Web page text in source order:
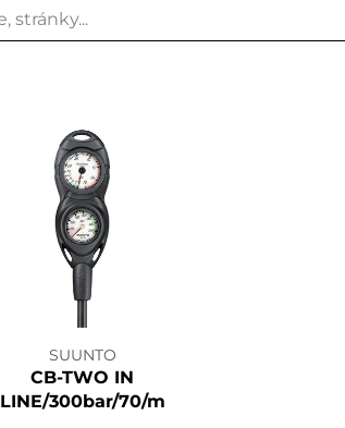
SUUNTO
CB-TWO IN
LINE/300bar/70/m